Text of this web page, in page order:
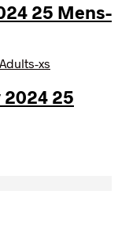
25 Mens-
2024 25